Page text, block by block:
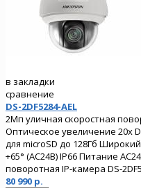
в закладки
сравнение
DS-2DF5284-AEL
2Мп уличная скоростная
Оптическое увеличение 20х
для microSD до 128Гб
+65° (AC24В) IP66 Питание
поворотная IP-камера DS-
80 990 р.